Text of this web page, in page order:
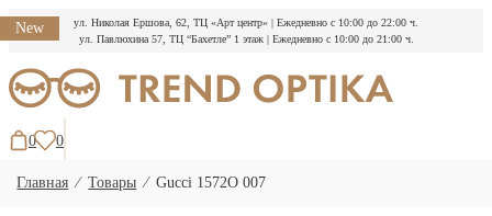
ул. Николая Ершова, 62, ТЦ «Арт центр» | Ежедневно с 10:00 до 22:00 ч.
ул. Павлюхина 57, ТЦ “Бахетле” 1 этаж | Ежедневно с 10:00 до 21:00 ч.
к
содержимому
0 0
Главная ⁄Товары ⁄Gucci 1572O 007
New